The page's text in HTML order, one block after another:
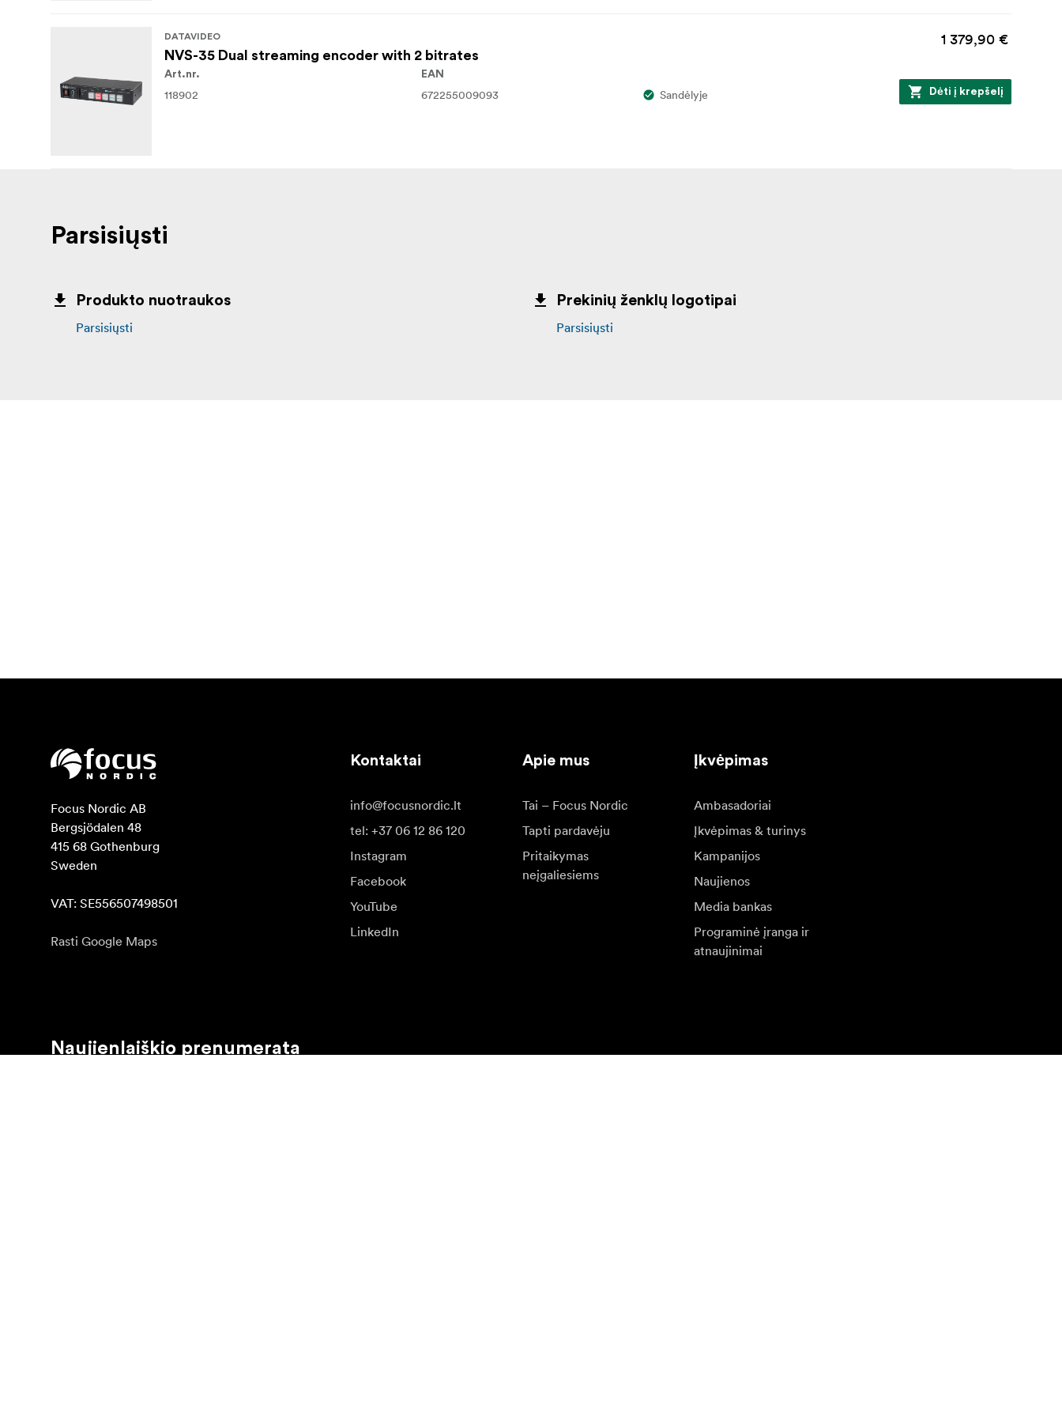
DATAVIDEO
NVS-35 Dual streaming encoder with 2 bitrates
1 379,90 €
Art.nr.
118902
EAN
672255009093 Sandėlyje Dėti į krepšelį
Parsisiųsti
Produkto nuotraukos
Parsisiųsti
Prekinių ženklų logotipai
Parsisiųsti
Focus Nordic AB
Bergsjödalen 48
415 68 Gothenburg
Sweden
VAT: SE556507498501
Rasti Google Maps
Kontaktai
info@focusnordic.lt
tel: +37 06 12 86 120
Instagram
Facebook
YouTube
LinkedIn
Apie mus
Tai – Focus Nordic
Tapti pardavėju
Pritaikymas
neįgaliesiems
Įkvėpimas
Ambasadoriai
Įkvėpimas & turinys
Kampanijos
Naujienos
Media bankas
Programinė įranga ir
atnaujinimai
Naujienlaiškio prenumerata